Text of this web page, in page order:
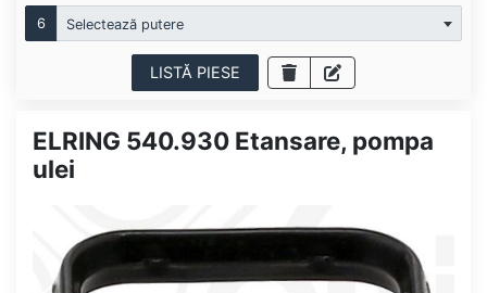
6 Selectează putere
LISTĂ PIESE
ELRING 540.930 Etansare, pompa
ulei